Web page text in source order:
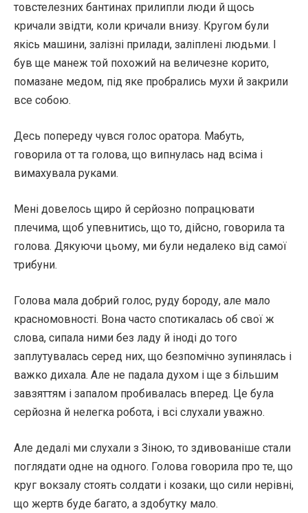
товстелезних бантинах прилипли люди й щось
кричали звідти, коли кричали внизу. Кругом були
якісь машини, залізні прилади, заліплені людьми. І
був ще манеж той похожий на величезне корито,
помазане медом, під яке пробрались мухи й закрили
все собою.
Десь попереду чувся голос оратора. Мабуть,
говорила от та голова, що випнулась над всіма і
вимахувала руками.
Мені довелось щиро й серйозно попрацювати
плечима, щоб упевнитись, що то, дійсно, говорила та
голова. Дякуючи цьому, ми були недалеко від самої
трибуни.
Голова мала добрий голос, руду бороду, але мало
красномовності. Вона часто спотикалась об свої ж
слова, сипала ними без ладу й іноді до того
заплутувалась серед них, що безпомічно зупинялась і
важко дихала. Але не падала духом і ще з більшим
завзяттям і запалом пробивалась вперед. Це була
серйозна й нелегка робота, і всі слухали уважно.
Але дедалі ми слухали з Зіною, то здивованіше стали
поглядати одне на одного. Голова говорила про те, що
круг вокзалу стоять солдати і козаки, що сили нерівні,
що жертв буде багато, а здобутку мало.